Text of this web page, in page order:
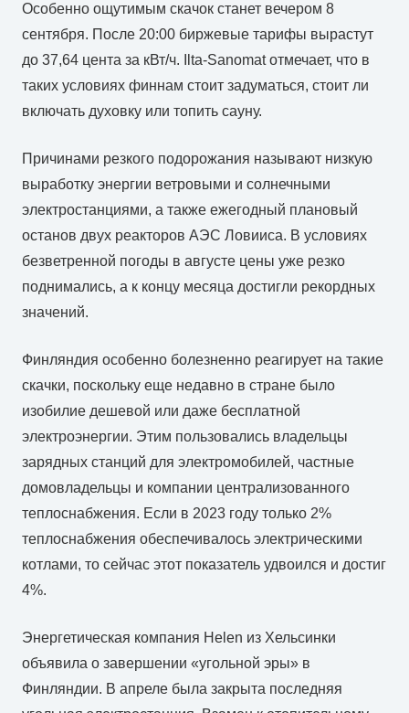
Особенно ощутимым скачок станет вечером 8
сентября. После 20:00 биржевые тарифы вырастут
до 37,64 цента за кВт/ч. Ilta-Sanomat отмечает, что в
таких условиях финнам стоит задуматься, стоит ли
включать духовку или топить сауну.
Причинами резкого подорожания называют низкую
выработку энергии ветровыми и солнечными
электростанциями, а также ежегодный плановый
останов двух реакторов АЭС Ловииса. В условиях
безветренной погоды в августе цены уже резко
поднимались, а к концу месяца достигли рекордных
значений.
Финляндия особенно болезненно реагирует на такие
скачки, поскольку еще недавно в стране было
изобилие дешевой или даже бесплатной
электроэнергии. Этим пользовались владельцы
зарядных станций для электромобилей, частные
домовладельцы и компании централизованного
теплоснабжения. Если в 2023 году только 2%
теплоснабжения обеспечивалось электрическими
котлами, то сейчас этот показатель удвоился и достиг
4%.
Энергетическая компания Helen из Хельсинки
объявила о завершении «угольной эры» в
Финляндии. В апреле была закрыта последняя